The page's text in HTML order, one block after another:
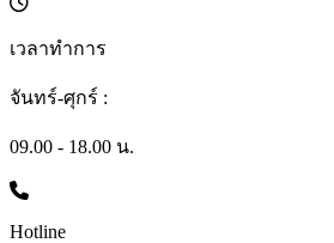
เวลาทำการ
จันทร์-ศุกร์ :
09.00 - 18.00 น.
Hotline